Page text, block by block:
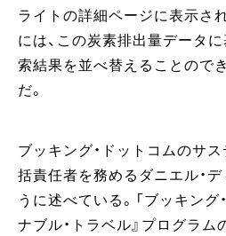
ライトの詳細ページに表示さ
には、この炭素排出量データ
索結果を並べ替えることので
だ。
ブッキング・ドットコムのサ
括責任者を務めるダニエル・デ
うに述べている。「ブッキング
ナブル・トラベル』プログラ